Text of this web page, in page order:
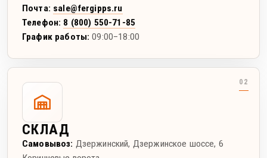
Почта: sale@fergipps.ru
Телефон: 8 (800) 550-71-85
График работы: 09:00–18:00
СКЛАД
Самовывоз: Дзержинский, Дзержинское шоссе, 6